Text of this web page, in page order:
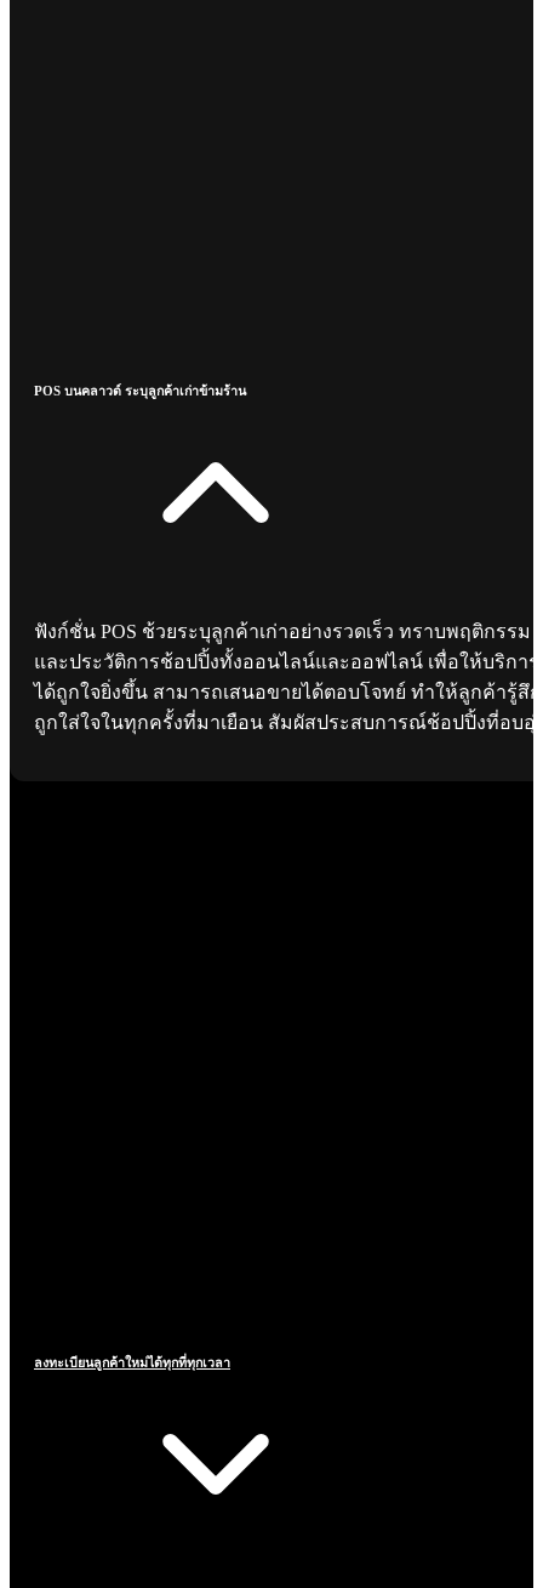
POS บนคลาวด์ ระบุลูกค้าเก่าข้ามร้าน
ฟังก์ชั่น POS ช้วยระบุลูกค้าเก่าอย่างรวดเร็ว ทราบพฤติกรรม
และประวัติการช้อปปิ้งทั้งออนไลน์และออฟไลน์ เพื่อให้บริการ
ได้ถูกใจยิ่งขึ้น สามารถเสนอขายได้ตอบโจทย์ ทำให้ลูกค้ารู้สึก
ถูกใส่ใจในทุกครั้งที่มาเยือน สัมผัสประสบการณ์ช้อปปิ้งที่อบอุ่
ลงทะเบียนลูกค้าใหม่ได้ทุกที่ทุกเวลา